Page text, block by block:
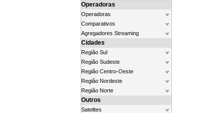
Operadoras
Operadoras
Comparativos
Agregadores Streaming
Cidades
Região Sul
Região Sudeste
Região Centro-Oeste
Região Nordeste
Região Norte
Outros
Satelites